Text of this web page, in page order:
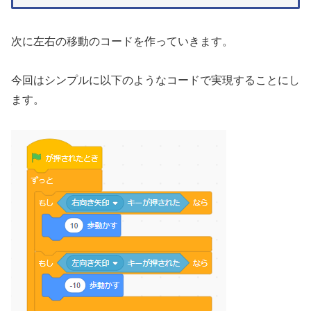
次に左右の移動のコードを作っていきます。
今回はシンプルに以下のようなコードで実現することにし
ます。